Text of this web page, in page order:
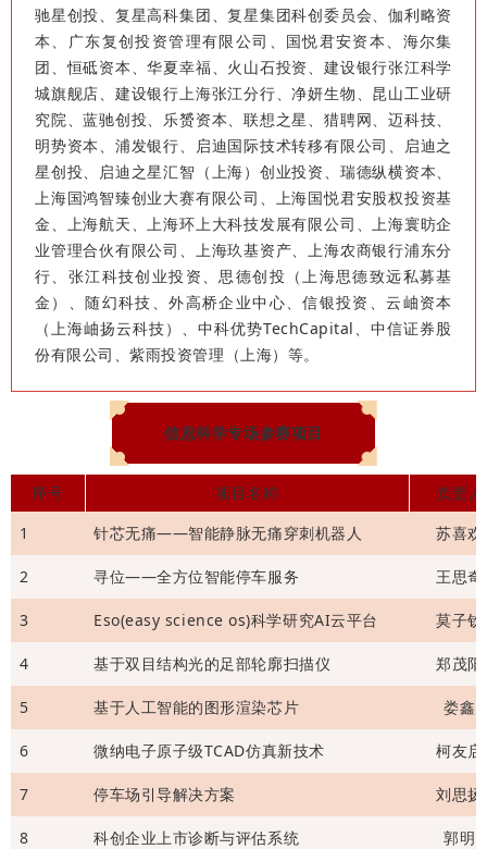
驰星创投、复星高科集团、复星集团科创委员会、伽利略资
本、广东复创投资管理有限公司、国悦君安资本、海尔集
团、恒砥资本、华夏幸福、火山石投资、建设银行张江科学
城旗舰店、建设银行上海张江分行、净妍生物、昆山工业研
究院、蓝驰创投、乐赟资本、联想之星、猎聘网、迈科技、
明势资本、浦发银行、启迪国际技术转移有限公司、启迪之
星创投、启迪之星汇智（上海）创业投资、瑞德纵横资本、
上海国鸿智臻创业大赛有限公司、上海国悦君安股权投资基
金、上海航天、上海环上大科技发展有限公司、上海寰昉企
业管理合伙有限公司、上海玖基资产、上海农商银行浦东分
行、张江科技创业投资、思德创投（上海思德致远私募基
金）、随幻科技、外高桥企业中心、信银投资、云岫资本
（上海岫扬云科技）、中科优势TechCapital、中信证券股
份有限公司、紫雨投资管理（上海）等。
信息科学专场参赛项目
序号 项目名称
负责人
1
针芯无痛——智能静脉无痛穿刺机器人 苏喜欢
2 寻位——全方位智能停车服务 王思奇
3 Eso(easy science os)科学研究AI云平台 莫子钦
4 基于双目结构光的足部轮廓扫描仪 郑茂阳
5 基于人工智能的图形渲染芯片 娄鑫
6 微纳电子原子级TCAD仿真新技术 柯友启
7 停车场引导解决方案 刘思扬
8 科创企业上市诊断与评估系统 郭明